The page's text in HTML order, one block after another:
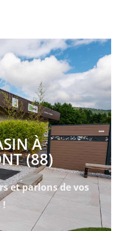
À
(88)
et parlons de vos
!